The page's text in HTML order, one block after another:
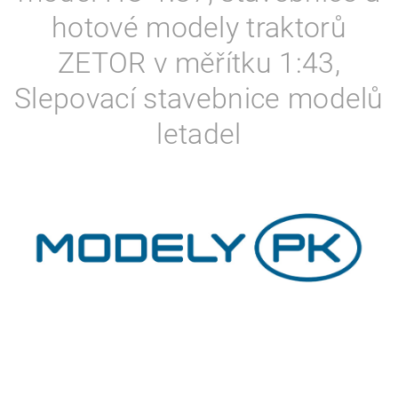
hotové modely traktorů
ZETOR v měřítku 1:43,
Slepovací stavebnice modelů
letadel